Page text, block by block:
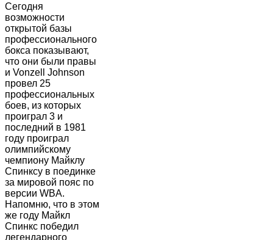
Сегодня
возможности
открытой базы
профессионального
бокса показывают,
что они были правы
и Vonzell Johnson
провел 25
профессиональных
боев, из которых
проиграл 3 и
последний в 1981
году проиграл
олимпийскому
чемпиону Майклу
Спинксу в поединке
за мировой пояс по
версии WBA.
Напомню, что в этом
же году Майкл
Спинкс победил
легендарного